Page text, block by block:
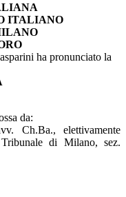
ITALIANO
ha pronunciato la
da:
Ch.Ba., elettivamente
di Milano, sez.